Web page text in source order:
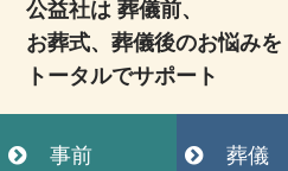
公益社は 葬儀前、
お葬式、葬儀後のお悩みを
トータルでサポート
事前 葬儀